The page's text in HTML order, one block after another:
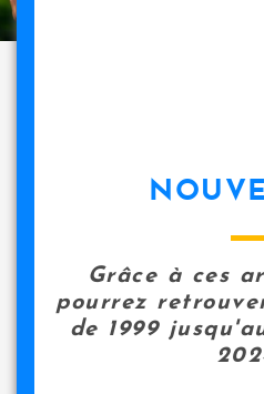
Grâce à ces
pourrez
de 1999